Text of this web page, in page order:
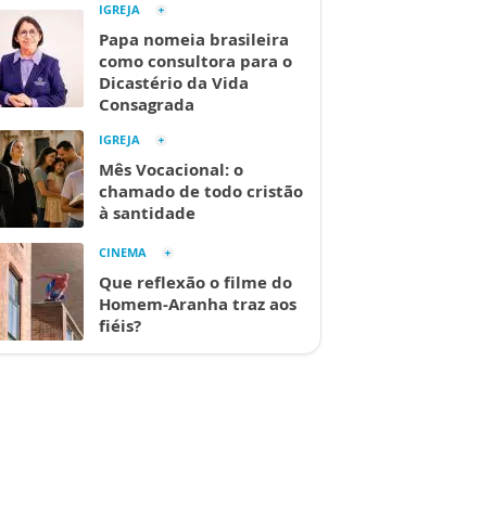
IGREJA
Papa nomeia brasileira
como consultora para o
Dicastério da Vida
Consagrada
IGREJA
Mês Vocacional: o
chamado de todo cristão
à santidade
CINEMA
Que reflexão o filme do
Homem-Aranha traz aos
fiéis?